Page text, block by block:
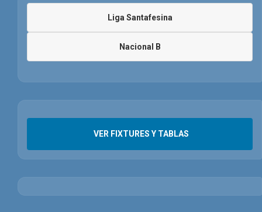
Liga Santafesina
Nacional B
VER FIXTURES Y TABLAS